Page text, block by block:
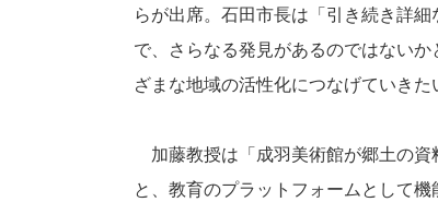
らが出席。石田市長は「引き続き詳
で、さらなる発見があるのではない
ざまな地域の活性化につなげていきた
加藤教授は「成羽美術館が郷土の資
と、教育のプラットフォームとして